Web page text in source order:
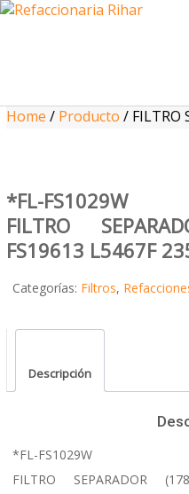
Home / Producto / FILTRO
*FL-FS1029W
FILTRO
FS19613 L5467F
Categorías: Filtros,
Descripción
*FL-FS1029W
FILTRO SEPARADOR